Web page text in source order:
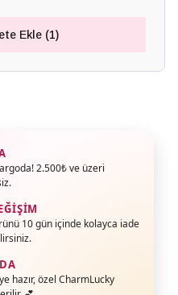
Ekle (1)
2.500₺ ve üzeri
10 gün içinde kolayca iade
hazır, özel CharmLucky